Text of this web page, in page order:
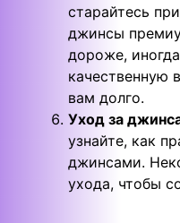
старайтесь
джинсы
дороже,
качественную
вам долго.
Уход за
узнайте, как
джинсами.
ухода, чтобы